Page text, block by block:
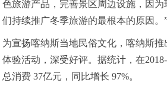
色旅游产品，完善景区周边设施，因
们持续推广冬季旅游的最根本的原因
为宣扬喀纳斯当地民俗文化，喀纳斯
体验活动，深受好评。据统计，在
总消费 37亿元，同比增长 97%。